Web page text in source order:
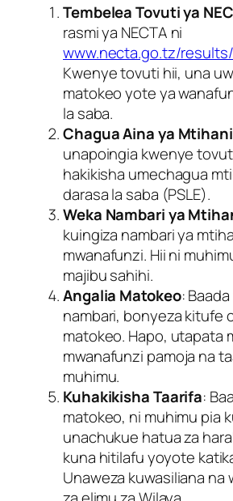
Tembelea Tovuti ya
rasmi ya NECTA ni
www.necta.go.tz/
Kwenye tovuti hii, una
matokeo yote ya
la saba.
Chagua Aina ya Mtihani
unapoingia kwenye
hakikisha umechagua
darasa la saba (PSLE).
Weka Nambari ya
kuingiza nambari ya
mwanafunzi. Hii ni
majibu sahihi.
Angalia Matokeo:
nambari, bonyeza kitufe
matokeo. Hapo, utapata
mwanafunzi pamoja na
muhimu.
Kuhakikisha Taarifa:
matokeo, ni muhimu pia
unachukue hatua za
kuna hitilafu yoyote
Unaweza kuwasiliana na